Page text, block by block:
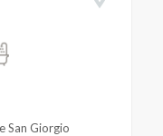
San Giorgio